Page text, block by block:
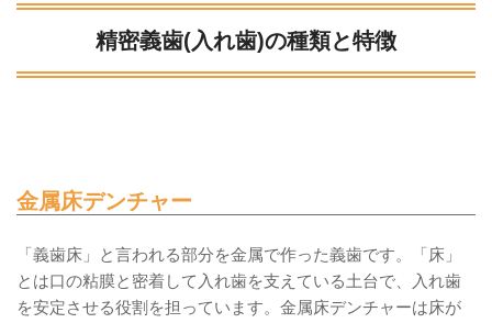
精密義歯(入れ歯)の種類と特徴
金属床デンチャー
「義歯床」と言われる部分を金属で作った義歯です。「床」
とは口の粘膜と密着して入れ歯を支えている土台で、入れ歯
を安定させる役割を担っています。金属床デンチャーは床が